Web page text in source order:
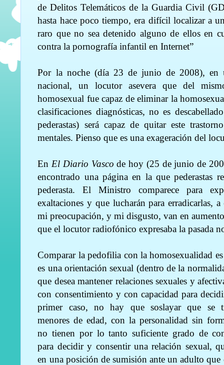
de Delitos Telemáticos de la Guardia Civil
hasta hace poco tiempo, era difícil localizar a
raro que no sea detenido alguno de ellos en
contra la pornografía infantil en Internet”
Por la noche (día 23 de junio de 2008), en
nacional, un locutor asevera que del
homosexual fue capaz de eliminar la
clasificaciones diagnósticas, no es
pederastas) será capaz de quitar este
mentales. Pienso que es una exageración del
En El Diario Vasco de hoy (25 de junio de
encontrado una página en la que pederastas
pederasta. El Ministro comparece para
exaltaciones y que lucharán para erradicarlas,
mi preocupación, y mi disgusto, van en
que el locutor radiofónico expresaba la pasada
Comparar la pedofilia con la homosexualidad
es una orientación sexual (dentro de la
que desea mantener relaciones sexuales y
con consentimiento y con capacidad para
primer caso, no hay que soslayar que se
menores de edad, con la personalidad sin
no tienen por lo tanto suficiente grado de
para decidir y consentir una relación sexual,
en una posición de sumisión ante un adulto que